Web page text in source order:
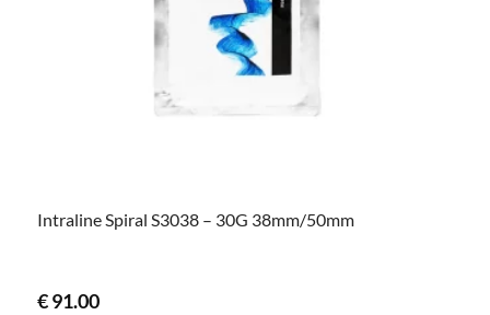
Intraline Spiral S3038 – 30G 38mm/50mm
€91.00